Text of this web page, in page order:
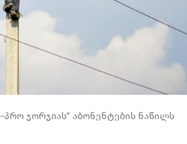
პრო ჯორჯიას“ აბონენტების ნაწილს